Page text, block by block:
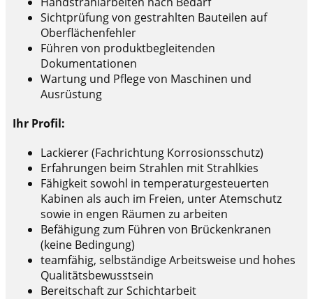
Sichtprüfung von gestrahlten Bauteilen auf
Oberflächenfehler
Führen von produktbegleitenden
Dokumentationen
Wartung und Pflege von Maschinen und
Ausrüstung
Ihr Profil:
Lackierer (Fachrichtung Korrosionsschutz)
Erfahrungen beim Strahlen mit Strahlkies
Fähigkeit sowohl in temperaturgesteuerten
Kabinen als auch im Freien, unter Atemschutz
sowie in engen Räumen zu arbeiten
Befähigung zum Führen von Brückenkranen
(keine Bedingung)
teamfähig, selbständige Arbeitsweise und hohes
Qualitätsbewusstsein
Bereitschaft zur Schichtarbeit